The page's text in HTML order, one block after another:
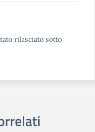
rilasciato sotto